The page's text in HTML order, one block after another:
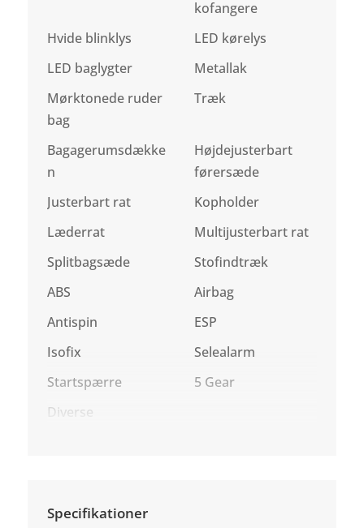
kofangere
Hvide blinklys
LED kørelys
LED baglygter
Metallak
Mørktonede ruder
bag
Træk
Bagagerumsdække
n
Højdejusterbart
førersæde
Justerbart rat
Kopholder
Læderrat
Multijusterbart rat
Splitbagsæde
Stofindtræk
ABS
Airbag
Antispin
ESP
Isofix
Selealarm
Startspærre
5 Gear
Diverse
Specifikationer